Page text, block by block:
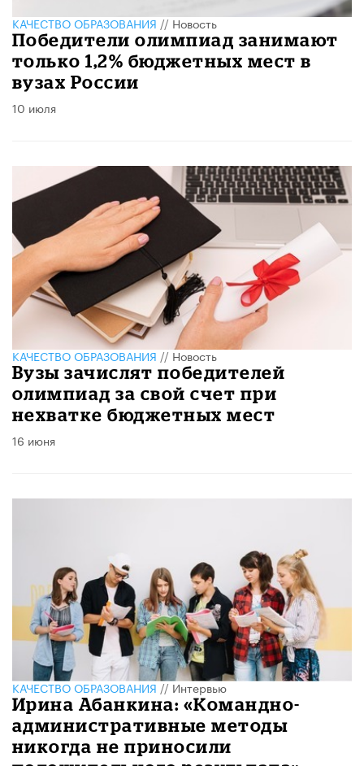
КАЧЕСТВО ОБРАЗОВАНИЯ//Новость
Победители олимпиад занимают
только 1,2% бюджетных мест в
вузах России
10 июля
КАЧЕСТВО ОБРАЗОВАНИЯ//Новость
Вузы зачислят победителей
олимпиад за свой счет при
нехватке бюджетных мест
16 июня
КАЧЕСТВО ОБРАЗОВАНИЯ//Интервью
Ирина Абанкина: «Командно-
административные методы
никогда не приносили